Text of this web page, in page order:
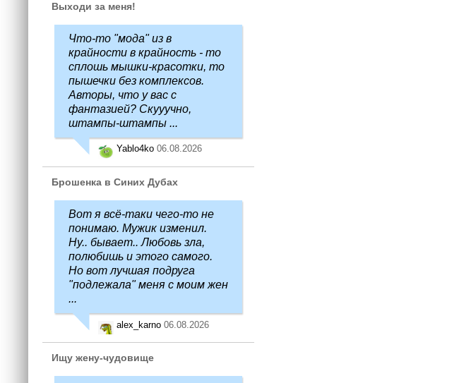
Выходи за меня!
Что-то "мода" из в
крайности в крайность - то
сплошь мышки-красотки, то
пышечки без комплексов.
Авторы, что у вас с
фантазией? Скууучно,
штампы-штампы ...
Yablo4ko 06.08.2026
Брошенка в Синих Дубах
Вот я всё-таки чего-то не
понимаю. Мужик изменил.
Ну.. бывает.. Любовь зла,
полюбишь и этого самого.
Но вот лучшая подруга
"подлежала" меня с моим жен
...
alex_karno 06.08.2026
Ищу жену-чудовище